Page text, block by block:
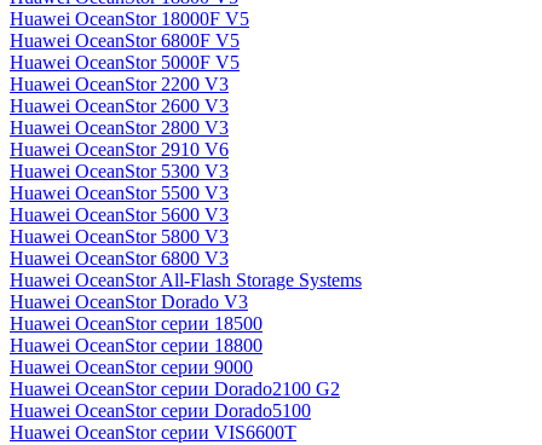
Huawei OceanStor 18000F V5
Huawei OceanStor 6800F V5
Huawei OceanStor 5000F V5
Huawei OceanStor 2200 V3
Huawei OceanStor 2600 V3
Huawei OceanStor 2800 V3
Huawei OceanStor 2910 V6
Huawei OceanStor 5300 V3
Huawei OceanStor 5500 V3
Huawei OceanStor 5600 V3
Huawei OceanStor 5800 V3
Huawei OceanStor 6800 V3
Huawei OceanStor All-Flash Storage Systems
Huawei OceanStor Dorado V3
Huawei OceanStor серии 18500
Huawei OceanStor серии 18800
Huawei OceanStor серии 9000
Huawei OceanStor серии Dorado2100 G2
Huawei OceanStor серии Dorado5100
Huawei OceanStor серии VIS6600T